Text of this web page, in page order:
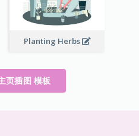
Planting Herbs
页插图 模板